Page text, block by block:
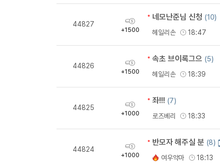
44827
획
득
+1500
네모난준님 신청 (10)
헤일리손
18:47
44826
획
득
+1500
속초 브이록그으 (5)
헤일리손
18:39
44825
획
득
+1000
좌!!! (7)
로즈베리
18:33
44824
획
득
+1000
반모자 해주실 분 (8)
여우악마 18:13